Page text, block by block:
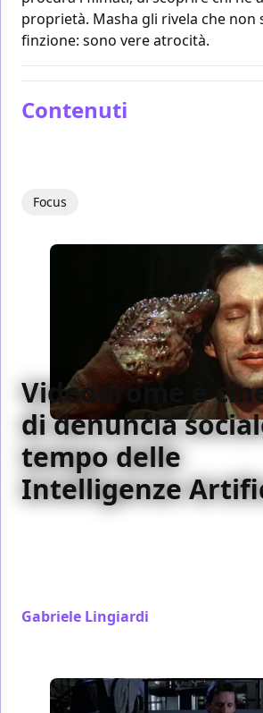
proprietà. Masha gli rivela che non
finzione: sono vere atrocità.
Contenuti
Focus
Videodrome è
di denuncia
tempo delle
Intelligenze
Gabriele Lingiardi